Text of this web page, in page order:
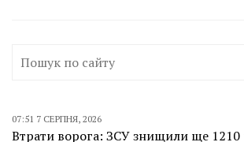
07:51 7 СЕРПНЯ, 2026
Втрати ворога: ЗСУ знищили ще 1210